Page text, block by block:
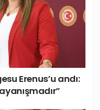
Erenus’u andı: